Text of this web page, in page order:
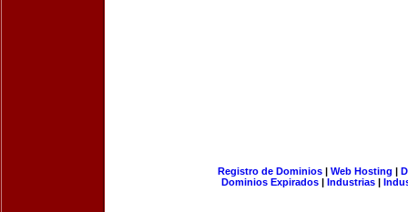
Registro de Dominios| Web Hosting |
Dominios Expirados | Industrias |